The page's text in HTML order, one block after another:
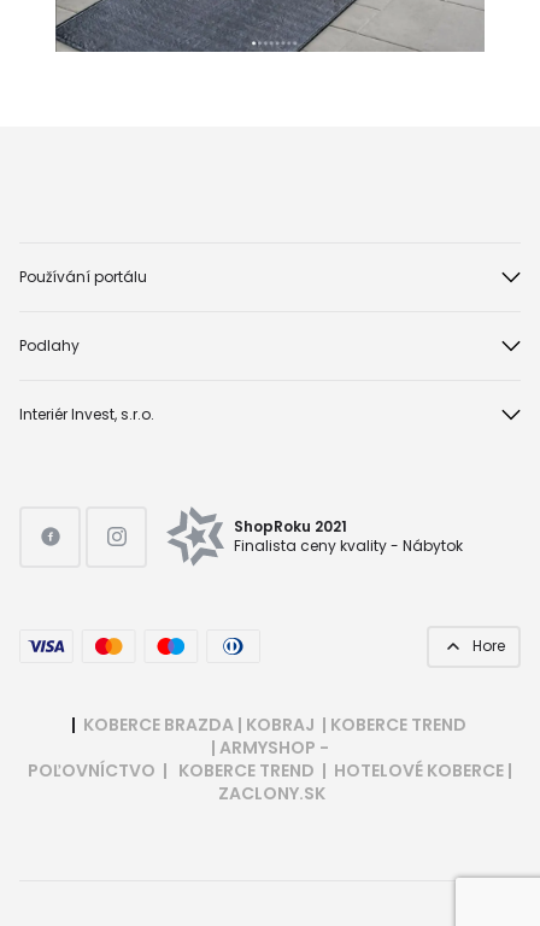
Používání portálu
Podlahy
Interiér Invest, s.r.o.
ShopRoku 2021
Finalista ceny kvality - Nábytok
Hore
| KOBERCE BRAZDA | KOBRAJ | KOBERCE TREND
| ARMYSHOP -
POĽOVNÍCTVO | KOBERCE TREND | HOTELOVÉ KOBERCE |
ZACLONY.SK